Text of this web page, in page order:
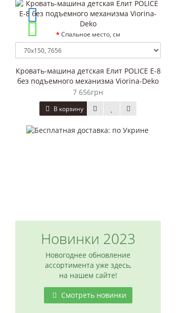
Спальное место, см
Кровать-машина детская Елит POLICE E-8
без подъемного механизма Viorina-Deko
7 656грн
В корзину
Новинки 2023
Новогоднее обновление
ассортимента уже здесь,
на нашем сайте!
Смотреть новинки